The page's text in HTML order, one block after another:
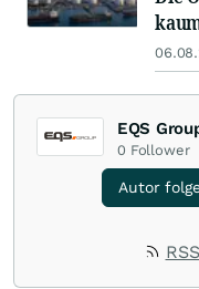
EQS
0 Follower
Autor